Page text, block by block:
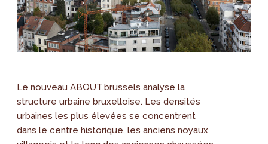
Le nouveau ABOUT.brussels analyse la
structure urbaine bruxelloise. Les densités
urbaines les plus élevées se concentrent
dans le centre historique, les anciens noyaux